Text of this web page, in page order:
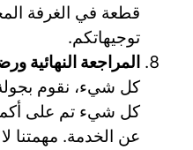
قطعة في الغرفة
توجيهاتكم.
المراجعة النهائية
كل شيء، نقوم
كل شيء تم على
عن الخدمة. مهمتنا